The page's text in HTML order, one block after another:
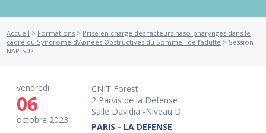
Accueil > Formations > Prise en charge des facteurs naso-pharyngés dans le
cadre du Syndrome d’Apnées Obstructives du Sommeil de l’adulte > Session
NAP-S02
vendredi
06
octobre 2023
CNIT Forest
2 Parvis de la Défense
Salle Davidia -Niveau D
PARIS - LA DEFENSE